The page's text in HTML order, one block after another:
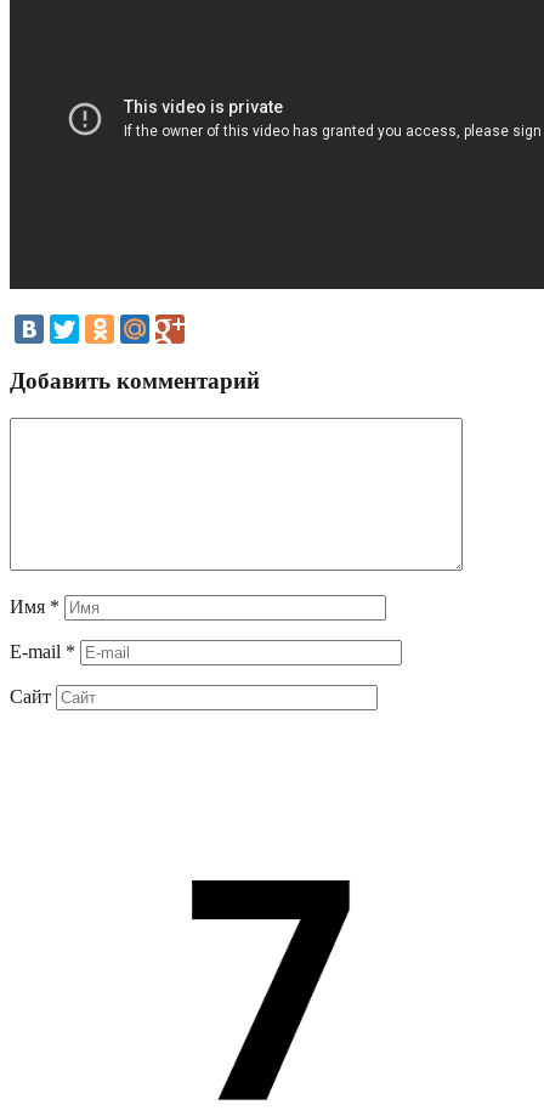
Добавить комментарий
Имя *
E-mail *
Сайт